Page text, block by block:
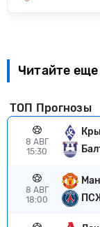
Читайте еще
ТОП Прогнозы
8 АВГ
15:30
8 АВГ
18:00